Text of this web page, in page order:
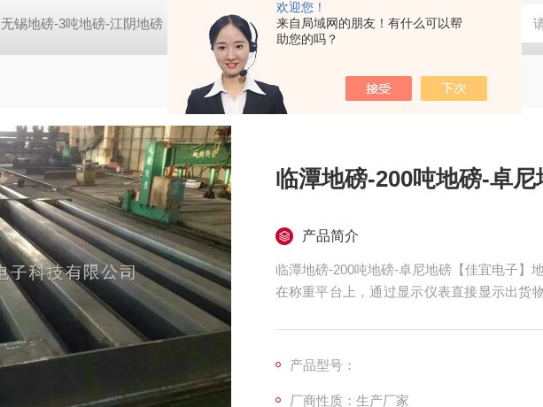
欢迎您！
来自局域网的朋友！有什么可以帮
助您的吗？
无锡地磅-3吨地磅-江阴地磅【佳宜电子】 80吨地磅常规尺寸|80吨地磅标准宽度-【上海佳
临潭地磅-200吨地磅-卓
产品简介
临潭地磅-200吨地磅-卓尼地磅【佳宜电子】
在称重平台上，通过显示仪表直接显示出货
产品型号：
厂商性质：生产厂家